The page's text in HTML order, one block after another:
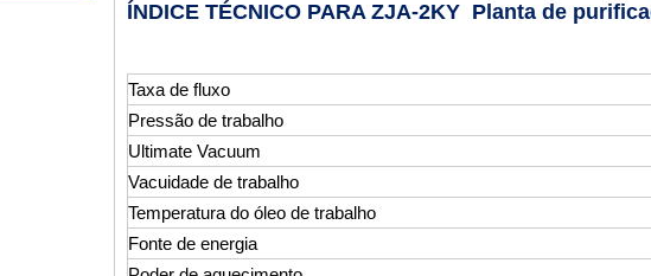
ÍNDICE TÉCNICO PARA ZJA-2KY Planta de
Taxa de fluxo
Pressão de trabalho
Ultimate Vacuum
Vacuidade de trabalho
Temperatura do óleo de trabalho
Fonte de energia